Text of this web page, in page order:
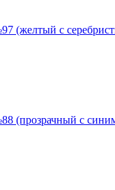
(желтый с
(прозрачный с